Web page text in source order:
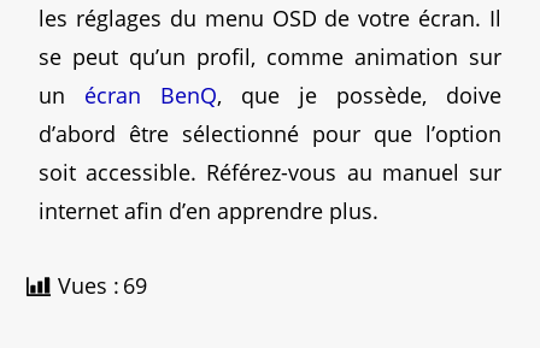
les réglages du menu OSD de votre écran. Il
se peut qu’un profil, comme animation sur
un écran BenQ, que je possède, doive
d’abord être sélectionné pour que l’option
soit accessible. Référez-vous au manuel sur
internet afin d’en apprendre plus.
Vues : 69